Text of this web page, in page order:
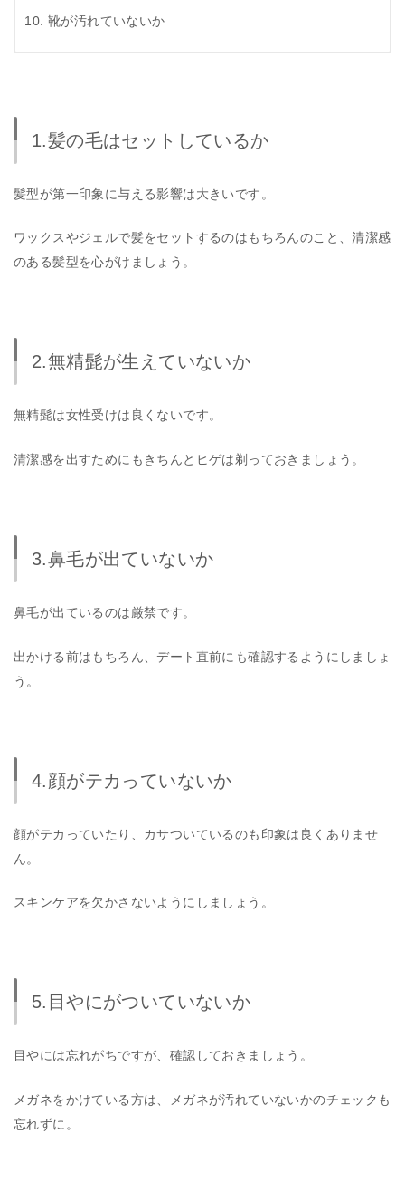
靴が汚れていないか
1.髪の毛はセットしているか
髪型が第一印象に与える影響は大きいです。
ワックスやジェルで髪をセットするのはもちろんのこと、清潔感
のある髪型を心がけましょう。
2.無精髭が生えていないか
無精髭は女性受けは良くないです。
清潔感を出すためにもきちんとヒゲは剃っておきましょう。
3.鼻毛が出ていないか
鼻毛が出ているのは厳禁です。
出かける前はもちろん、デート直前にも確認するようにしましょ
う。
4.顔がテカっていないか
顔がテカっていたり、カサついているのも印象は良くありませ
ん。
スキンケアを欠かさないようにしましょう。
5.目やにがついていないか
目やには忘れがちですが、確認しておきましょう。
メガネをかけている方は、メガネが汚れていないかのチェックも
忘れずに。